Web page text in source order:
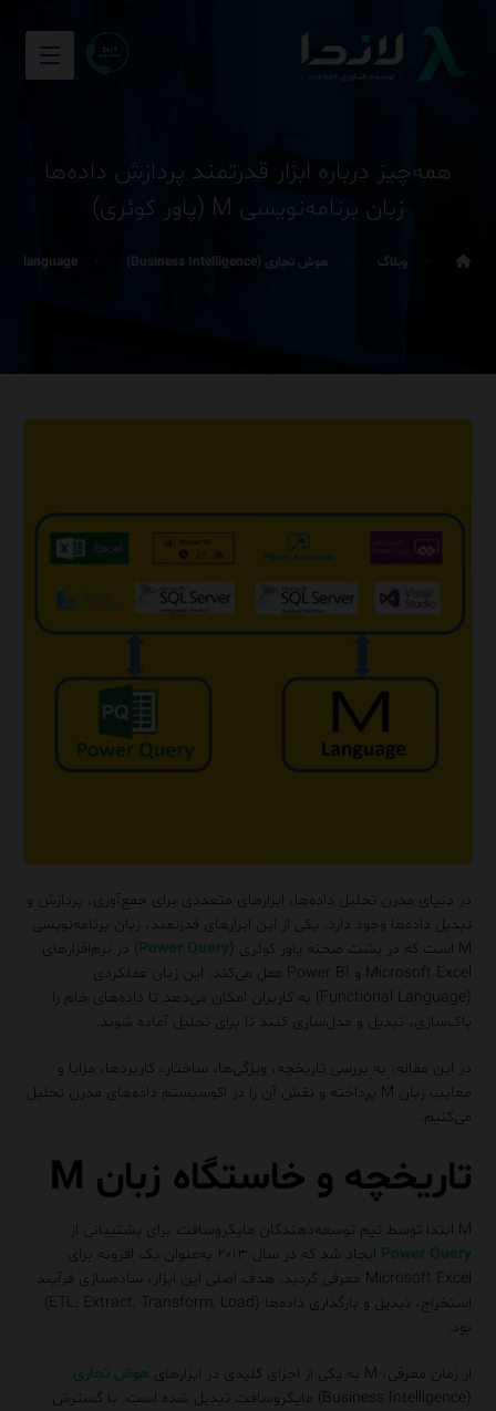
همه‌چیز درباره ابزار قدرتمند پردازش داده‌ها
زبان برنامه‌نویسی M (پاور کوئری)
وبلاگ هوش تجاری (Business Intelligence) language
در دنیای مدرن تحلیل داده‌ها، ابزارهای متعددی برای جمع‌آوری، پردازش و
تبدیل داده‌ها وجود دارد. یکی از این ابزارهای قدرتمند، زبان برنامه‌نویسی
M است که در پشت صحنه پاور کوئری (
Power Query) در نرم‌افزارهای
Microsoft Excel و Power BI عمل می‌کند. این زبان عملکردی
(Functional Language) به کاربران امکان می‌دهد تا داده‌های خام را
پاک‌سازی، تبدیل و مدل‌سازی کنند تا برای تحلیل آماده شوند.
در این مقاله، به بررسی تاریخچه، ویژگی‌ها، ساختار، کاربردها، مزایا و
معایب زبان M پرداخته و نقش آن را در اکوسیستم داده‌های مدرن تحلیل
می‌کنیم.
تاریخچه و خاستگاه زبان M
M ابتدا توسط تیم توسعه‌دهندگان مایکروسافت برای پشتیبانی از
Power Query
ایجاد شد که در سال ۲۰۱۳ به‌عنوان یک افزونه برای
Microsoft Excel معرفی گردید. هدف اصلی این ابزار، ساده‌سازی فرآیند
استخراج، تبدیل و بارگذاری داده‌ها (ETL: Extract, Transform, Load)
بود.
از زمان معرفی، M به یکی از اجزای کلیدی در ابزارهای
هوش تجاری
(Business Intelligence) مایکروسافت تبدیل شده است. با گسترش